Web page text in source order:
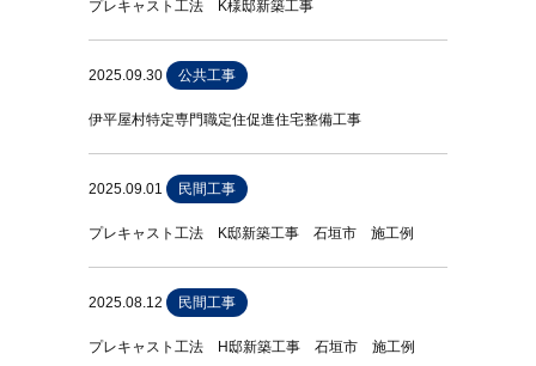
プレキャスト工法 K様邸新築工事
2025.09.30 公共工事
伊平屋村特定専門職定住促進住宅整備工事
2025.09.01 民間工事
プレキャスト工法 K邸新築工事 石垣市 施工例
2025.08.12 民間工事
プレキャスト工法 H邸新築工事 石垣市 施工例